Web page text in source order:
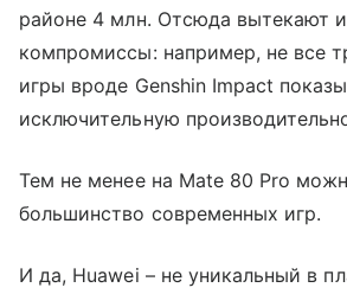
районе 4 млн. Отсюда вытекают
компромиссы: например, не все
игры вроде Genshin Impact
исключительную
Тем не менее на Mate 80 Pro
большинство современных игр.
И да, Huawei – не уникальный в